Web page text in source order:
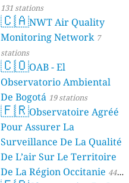
131 stations
🇨🇦NWT Air Quality
Monitoring Network 7
stations
🇨🇴OAB - El
Observatorio Ambiental
De Bogotá 19 stations
🇫🇷Observatoire Agréé
Pour Assurer La
Surveillance De La Qualité
De L’air Sur Le Territoire
De La Région Occitanie 44